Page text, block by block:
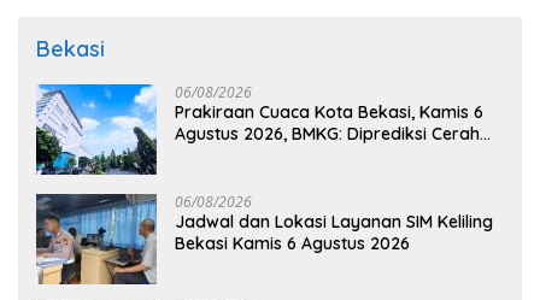
Bekasi
06/08/2026
Prakiraan Cuaca Kota Bekasi, Kamis 6
Agustus 2026, BMKG: Diprediksi Cerah
06/08/2026
Jadwal dan Lokasi Layanan SIM Keliling
Bekasi Kamis 6 Agustus 2026